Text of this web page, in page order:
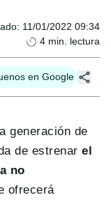
: 11/01/2022 09:34
4 min. lectura
en Google
generación de
de estrenarel
no
ofrecerá